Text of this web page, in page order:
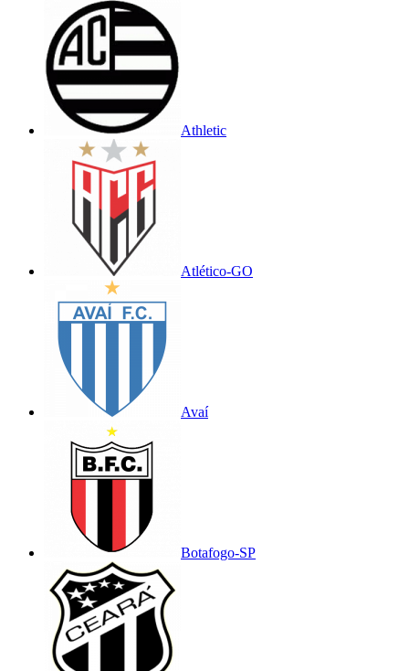
Athletic
Atlético-GO
Avaí
Botafogo-SP